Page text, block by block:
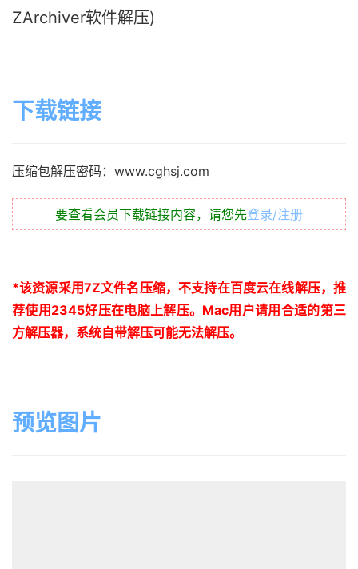
ZArchiver软件解压)
下载链接
压缩包解压密码：www.cghsj.com
要查看会员下载链接内容，请您先登录/注册
*该资源采用7Z文件名压缩，不支持在百度云在线解压，推
荐使用2345好压在电脑上解压。 Mac用户请用合适的第三
方解压器，系统自带解压可能无法解压。
预览图片